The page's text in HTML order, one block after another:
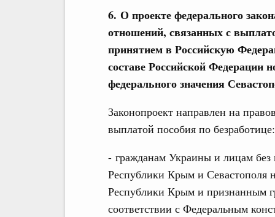
6. О проекте федерального
отношений, связанных с
принятием в Российскую
составе Российской Федерации
федерального значения
Законопроект направлен на
выплатой пособия по безработице:
- гражданам Украины и лицам
Республики Крым и Севастополя
Республики Крым и признанным
соответствии с Федеральным